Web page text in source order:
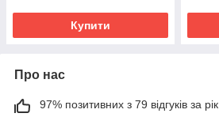
Купити
Про нас
97% позитивних з 79 відгуків за рік